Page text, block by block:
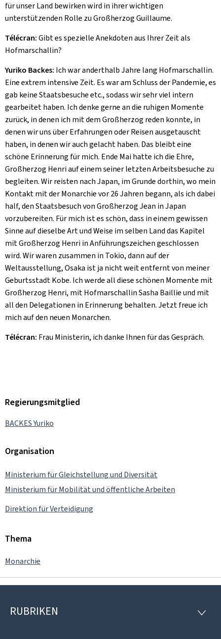
für unser Land bewirken wird in ihrer wichtigen
unterstützenden Rolle zu Großherzog Guillaume.
Télécran:Gibt es spezielle Anekdoten aus Ihrer Zeit als
Hofmarschallin?
Yuriko Backes: Ich war anderthalb Jahre lang Hofmarschallin.
Eine extrem intensive Zeit. Es war am Schluss der Pandemie, es
gab keine Staatsbesuche etc., sodass wir sehr viel intern
gearbeitet haben. Ich denke gerne an die ruhigen Momente
zurück, in denen ich mit dem Großherzog reden konnte, in
denen wir uns über Erfahrungen oder Reisen ausgetauscht
haben, in denen wir auch gelacht haben. Das bleibt eine
schöne Erinnerung für mich. Ende Mai hatte ich die Ehre,
Großherzog Henri auf einem seiner letzten Arbeitsbesuche zu
begleiten. Wir reisten nach Japan, im Grunde dorthin, wo mein
Kontakt mit der Monarchie vor 26 Jahren begann, als ich dabei
half, den Staatsbesuch von Großherzog Jean in Japan
vorzubereiten. Für mich ist es schön, dass in einem gewissen
Sinne auf dieselbe Art und Weise im selben Land das Kapitel
mit Großherzog Henri in Anführungszeichen geschlossen
wird. Wir waren zusammen in Tokio, dann auf der
Weltausstellung, Osaka ist ja nicht weit entfernt von meiner
Geburtsstadt Kobe. Ich werde all diese schönen Momente mit
Großherzog Henri, mit Hofmarschallin Sasha Baillie und mit
all den Delegationen in Erinnerung behalten. Jetzt freue ich
mich auf den neuen Monarchen.
Télécran: Frau Ministerin, ich danke Ihnen für das Gespräch.
Regierungsmitglied
BACKES Yuriko
Organisation
Ministerium für Gleichstellung und Diversität
Ministerium für Mobilität und öffentliche Arbeiten
Direktion für Verteidigung
Thema
Monarchie
Footer
RUBRIKEN